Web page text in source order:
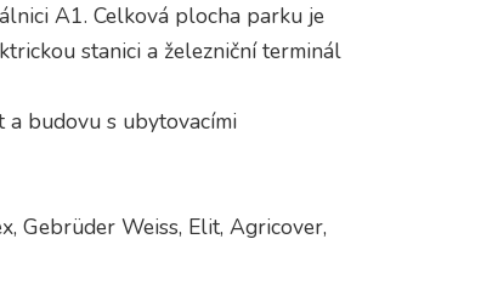
A1. Celková plocha parku je
stanici a železniční terminál
a budovu s ubytovacími
Gebrüder Weiss, Elit, Agricover,